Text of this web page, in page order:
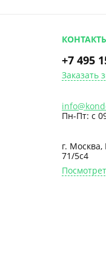
+7 495
Заказать
Пн-Пт: с
г.
71/5с4